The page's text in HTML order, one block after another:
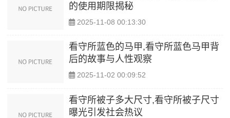
的使用期限揭秘
2025-11-08 00:13:30
看守所蓝色的马甲,看守所蓝色马甲背
后的故事与人性观察
2025-11-02 00:09:52
看守所被子多大尺寸,看守所被子尺寸
曝光引发社会热议